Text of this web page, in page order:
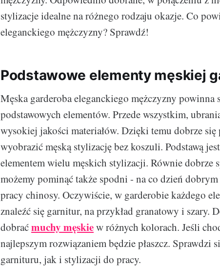
stylizacje idealne na różnego rodzaju okazje. Co
eleganckiego mężczyzny? Sprawdź!
Podstawowe elementy męskiej
Męska garderoba eleganckiego mężczyzny powinna
podstawowych elementów. Przede wszystkim,
wysokiej jakości materiałów. Dzięki temu dobrze
wyobrazić męską stylizację bez koszuli. Podstawą
elementem wielu męskich stylizacji. Równie dobrze
możemy pominąć także spodni - na co dzień
pracy chinosy. Oczywiście, w garderobie każdego
znaleźć się garnitur, na przykład granatowy i szary.
dobraćmuchy męskiew różnych kolorach. Jeśli
najlepszym rozwiązaniem będzie płaszcz. Sprawdzi
garnituru, jak i stylizacji do pracy.